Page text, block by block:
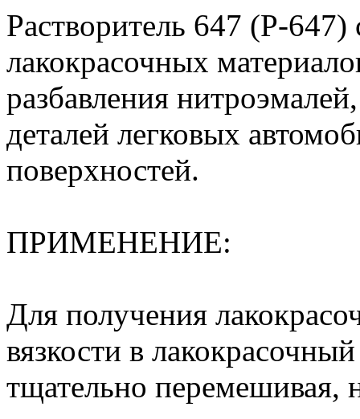
Растворитель 647 (Р-
лакокрасочных
разбавления
деталей легковых
поверхностей.
ПРИМЕНЕНИЕ:
Для получения
вязкости в
тщательно